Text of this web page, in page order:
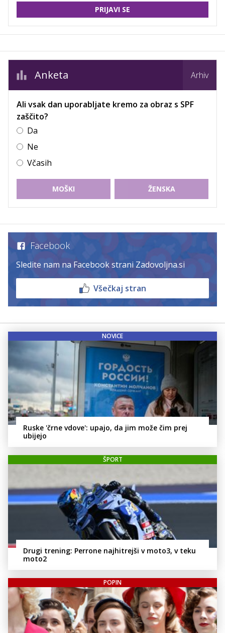
PRIJAVI SE
Anketa Arhiv
Ali vsak dan uporabljate kremo za obraz s SPF
zaščito?
Da
Ne
Včasih
MOŠKI ŽENSKA
Facebook
Sledite nam na Facebook strani Zadovoljna.si
Všečkaj stran
NOVICE
Ruske 'črne vdove': upajo, da jim može čim prej
ubijejo
ŠPORT
Drugi trening: Perrone najhitrejši v moto3, v teku
moto2
POPIN